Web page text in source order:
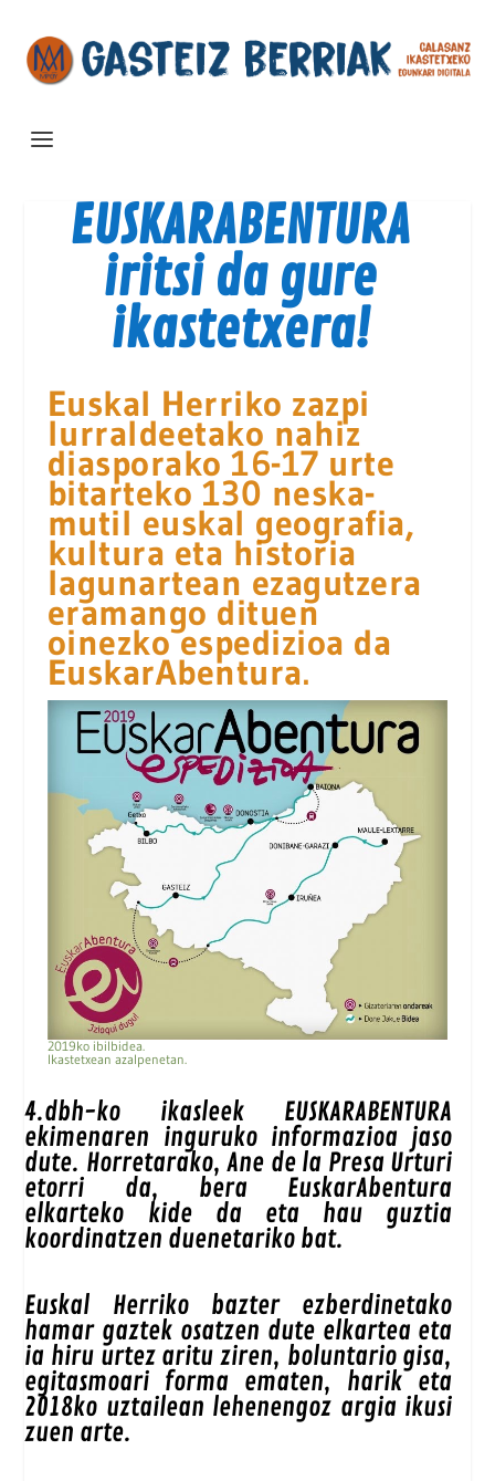
EUSKARABENTURA
iritsi da gure
ikastetxera!
Euskal Herriko zazpi
lurraldeetako nahiz
diasporako 16-17 urte
bitarteko 130 neska-
mutil euskal geografia,
kultura eta historia
lagunartean ezagutzera
eramango dituen
oinezko espedizioa da
EuskarAbentura.
2019ko ibilbidea.
Ikastetxean azalpenetan.
4.dbh-ko ikasleek EUSKARABENTURA
ekimenaren inguruko informazioa jaso
dute. Horretarako, Ane de la Presa Urturi
etorri da, bera EuskarAbentura
elkarteko kide da eta hau guztia
koordinatzen duenetariko bat.
Euskal Herriko bazter ezberdinetako
hamar gaztek osatzen dute elkartea eta
ia hiru urtez aritu ziren, boluntario gisa,
egitasmoari forma ematen, harik eta
2018ko uztailean lehenengoz argia ikusi
zuen arte.